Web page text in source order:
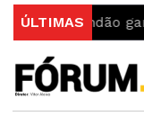
ÚLTIMAS
garante que